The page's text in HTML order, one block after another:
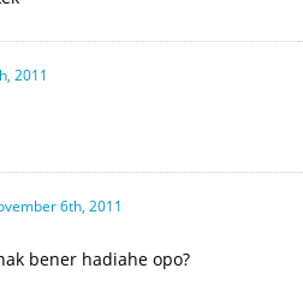
2011
6th, 2011
bener hadiahe opo?